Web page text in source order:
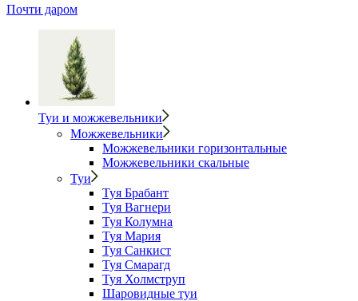
Почти даром
Туи и можжевельники
Можжевельники
Можжевельники горизонтальные
Можжевельники скальные
Туи
Туя Брабант
Туя Вагнери
Туя Колумна
Туя Мария
Туя Санкист
Туя Смарагд
Туя Холмструп
Шаровидные туи